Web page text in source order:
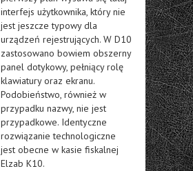
interfejs użytkownika, który nie
jest jeszcze typowy dla
urządzeń rejestrujących. W D10
zastosowano bowiem obszerny
panel dotykowy, pełniący rolę
klawiatury oraz ekranu.
Podobieństwo, również w
przypadku nazwy, nie jest
przypadkowe. Identyczne
rozwiązanie technologiczne
jest obecne w kasie fiskalnej
Elzab K10.